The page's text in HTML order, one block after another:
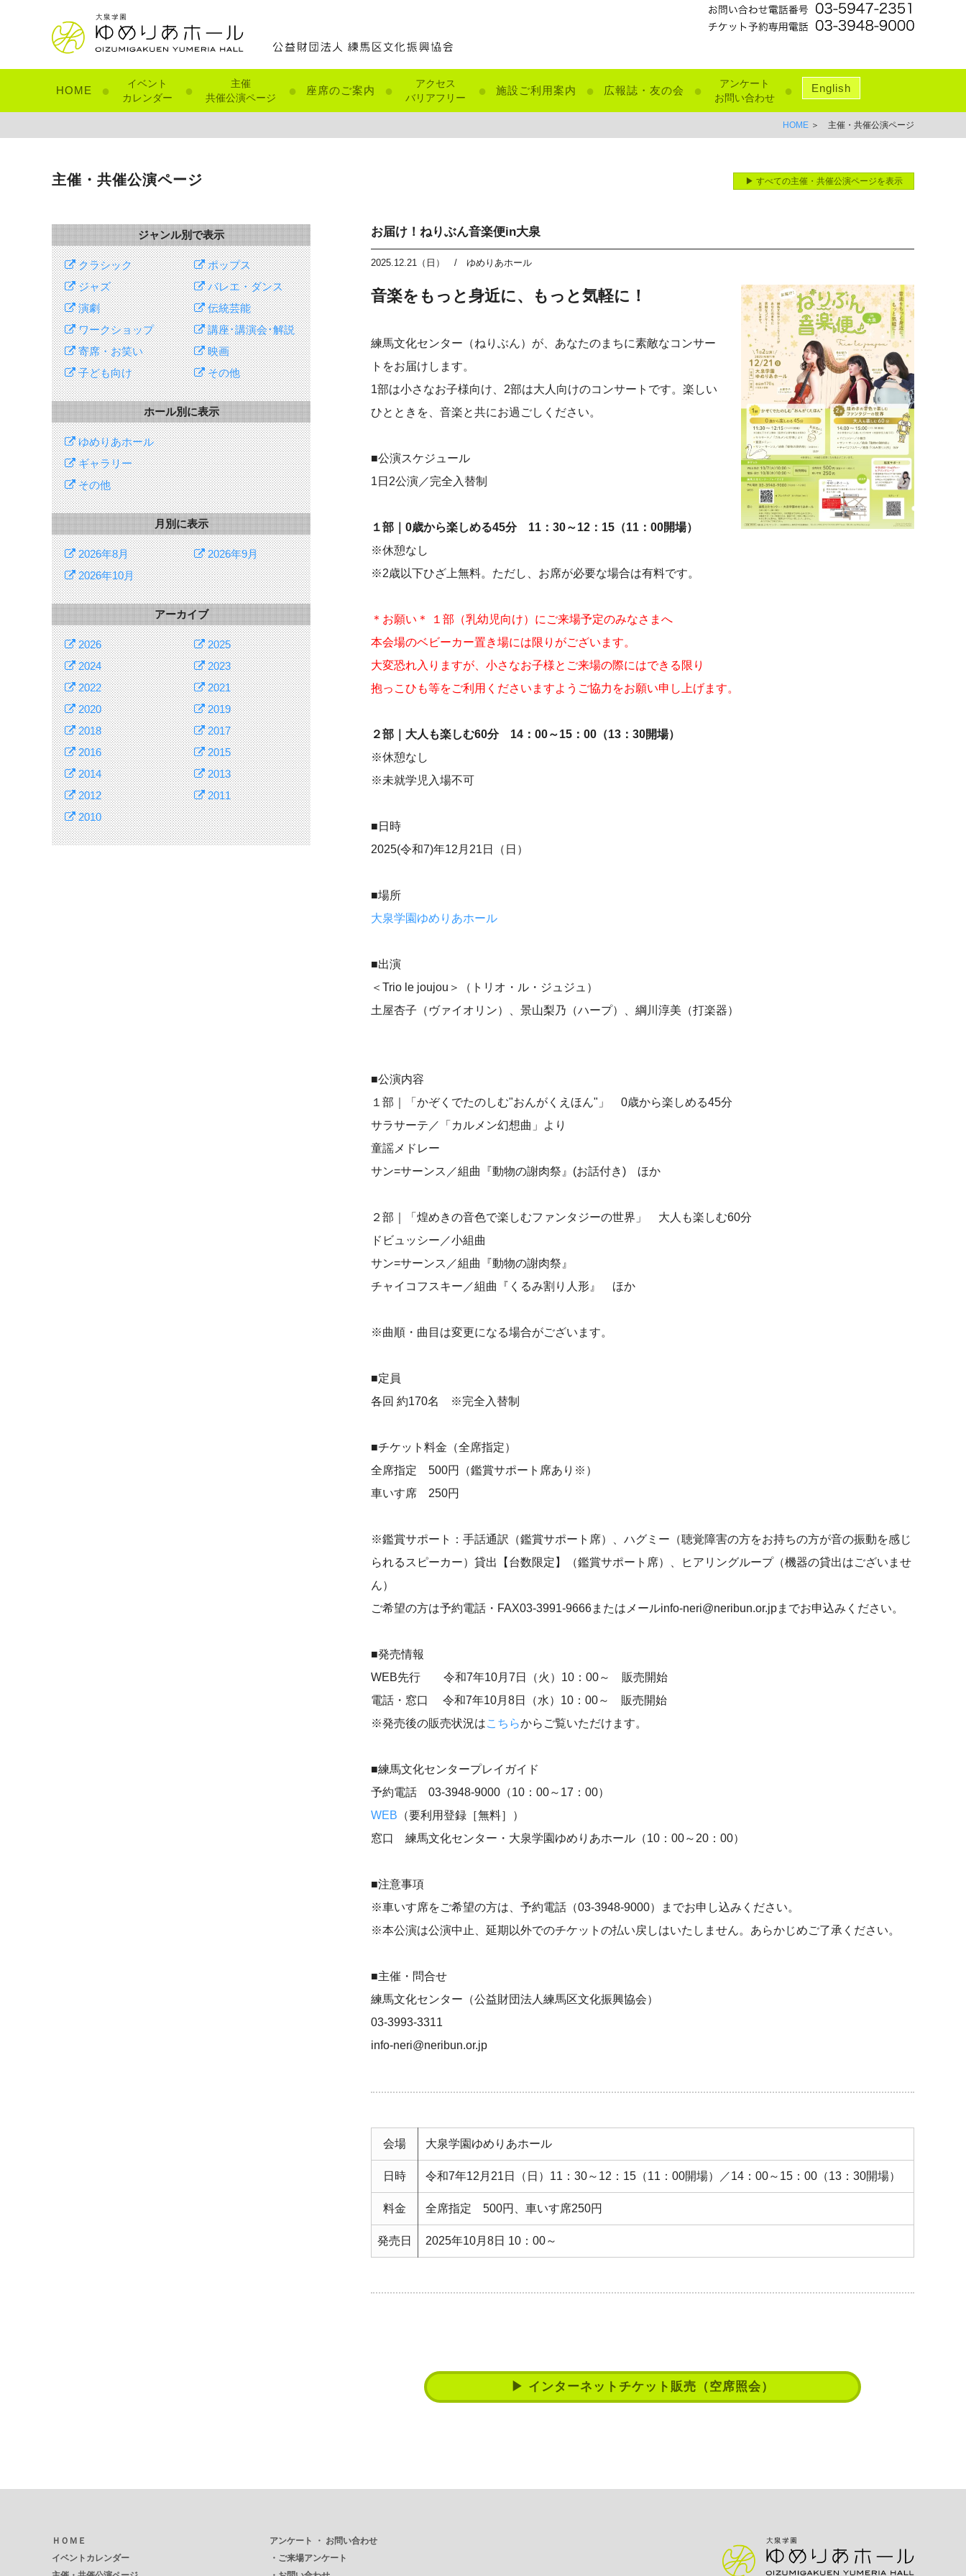
HOME ●
イベント
カレンダー
●
主催
共催公演ページ
● 座席のご案内 ●
アクセス
バリアフリー
● 施設ご利用案内 ● 広報誌・友の会 ●
アンケート
お問い合わせ
● English
HOME ＞ 主催・共催公演ページ
主催・共催公演ページ ▶ すべての主催・共催公演ページを表示
ジャンル別で表示
クラシック
ポップス
ジャズ
バレエ・ダンス
演劇
伝統芸能
ワークショップ
講座･講演会･解説
寄席・お笑い
映画
子ども向け
その他
ホール別に表示
ゆめりあホール
ギャラリー
その他
月別に表示
2026年8月
2026年9月
2026年10月
アーカイブ
2026
2025
2024
2023
2022
2021
2020
2019
2018
2017
2016
2015
2014
2013
2012
2011
2010
お届け！ねりぶん音楽便in大泉
2025.12.21（日） / ゆめりあホール
音楽をもっと身近に、もっと気軽に！
練馬文化センター（ねりぶん）が、あなたのまちに素敵なコンサー
トをお届けします。
1部は小さなお子様向け、2部は大人向けのコンサートです。楽しい
ひとときを、音楽と共にお過ごしください。
■公演スケジュール
1日2公演／完全入替制
１部｜0歳から楽しめる45分 11：30～12：15（11：00開場）
※休憩なし
※2歳以下ひざ上無料。ただし、お席が必要な場合は有料です。
＊お願い＊ １部（乳幼児向け）にご来場予定のみなさまへ
本会場のベビーカー置き場には限りがございます。
大変恐れ入りますが、小さなお子様とご来場の際にはできる限り
抱っこひも等をご利用くださいますようご協力をお願い申し上げます。
２部｜大人も楽しむ60分 14：00～15：00（13：30開場）
※休憩なし
※未就学児入場不可
■日時
2025(令和7)年12月21日（日）
■場所
大泉学園ゆめりあホール
■出演
＜Trio le joujou＞（トリオ・ル・ジュジュ）
土屋杏子（ヴァイオリン）、景山梨乃（ハープ）、綱川淳美（打楽器）
■公演内容
１部｜「かぞくでたのしむ"おんがくえほん"」 0歳から楽しめる45分
サラサーテ／「カルメン幻想曲」より
童謡メドレー
サン=サーンス／組曲『動物の謝肉祭』(お話付き) ほか
２部｜「煌めきの音色で楽しむファンタジーの世界」 大人も楽しむ60分
ドビュッシー／小組曲
サン=サーンス／組曲『動物の謝肉祭』
チャイコフスキー／組曲『くるみ割り人形』 ほか
※曲順・曲目は変更になる場合がございます。
■定員
各回 約170名 ※完全入替制
■チケット料金（全席指定）
全席指定 500円（鑑賞サポート席あり※）
車いす席 250円
※鑑賞サポート：手話通訳（鑑賞サポート席）、ハグミー（聴覚障害の方をお持ちの方が音の振動を感じ
られるスピーカー）貸出【台数限定】（鑑賞サポート席）、ヒアリングループ（機器の貸出はございませ
ん）
ご希望の方は予約電話・FAX03-3991-9666またはメールinfo-neri@neribun.or.jpまでお申込みください。
■発売情報
WEB先行 令和7年10月7日（火）10：00～ 販売開始
電話・窓口 令和7年10月8日（水）10：00～ 販売開始
※発売後の販売状況はこちらからご覧いただけます。
■練馬文化センタープレイガイド
予約電話 03-3948-9000（10：00～17：00）
WEB （要利用登録［無料］）
窓口 練馬文化センター・大泉学園ゆめりあホール（10：00～20：00）
■注意事項
※車いす席をご希望の方は、予約電話（03-3948-9000）までお申し込みください。
※本公演は公演中止、延期以外でのチケットの払い戻しはいたしません。あらかじめご了承ください。
■主催・問合せ
練馬文化センター（公益財団法人練馬区文化振興協会）
03-3993-3311
info-neri@neribun.or.jp
会場 大泉学園ゆめりあホール
日時 令和7年12月21日（日）11：30～12：15（11：00開場）／14：00～15：00（13：30開場）
料金 全席指定 500円、車いす席250円
発売日 2025年10月8日 10：00～
▶ インターネットチケット販売 （空席照会）
ＨＯＭＥ
イベントカレンダー
アンケート ・ お問い合わせ
・ ご来場アンケート